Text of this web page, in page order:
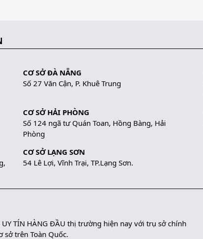
CƠ SỞ ĐÀ NẴNG
Số 27 Văn Cận, P. Khuê Trung
CƠ SỞ HẢI PHÒNG
Số 124 ngã tư Quán Toan, Hồng Bàng, Hải
Phòng
CƠ SỞ LẠNG SƠN
54 Lê Lợi, Vĩnh Trại, TP.Lạng Sơn.
TÍN HÀNG ĐẦU thị trường hiện nay với trụ sở chính
sở trên Toàn Quốc.